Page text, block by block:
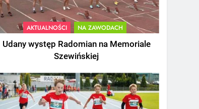
AKTUALNOŚCI NA ZAWODACH
Udany występ Radomian na Memoriale
Szewińskiej